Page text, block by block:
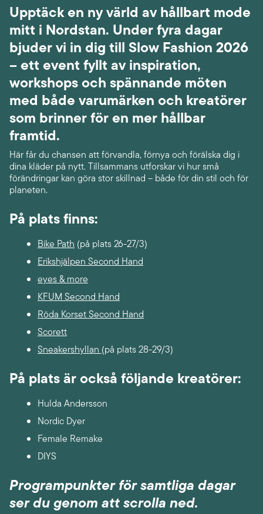
Upptäck en ny värld av hållbart mode
mitt i Nordstan. Under fyra dagar
bjuder vi in dig till Slow Fashion 2026
– ett event fyllt av inspiration,
workshops och spännande möten
med både varumärken och kreatörer
som brinner för en mer hållbar
framtid.
Här får du chansen att förvandla, förnya och förälska dig i
dina kläder på nytt. Tillsammans utforskar vi hur små
förändringar kan göra stor skillnad – både för din stil och för
planeten.
På plats finns:
Bike Path (på plats 26-27/3)
Erikshjälpen Second Hand
eyes & more
KFUM Second Hand
Röda Korset Second Hand
Scorett
Sneakershyllan (på plats 28-29/3)
På plats är också följande kreatörer:
Hulda Andersson
Nordic Dyer
Female Remake
DIYS
Programpunkter för samtliga dagar
ser du genom att scrolla ned.